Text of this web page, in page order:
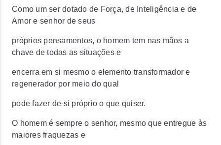
Como um ser dotado de Força, de Inteligência e de
Amor e senhor de seus
próprios pensamentos, o homem tem nas mãos a
chave de todas as situações e
encerra em si mesmo o elemento transformador e
regenerador por meio do qual
pode fazer de si próprio o que quiser.
O homem é sempre o senhor, mesmo que entregue às
maiores fraquezas e